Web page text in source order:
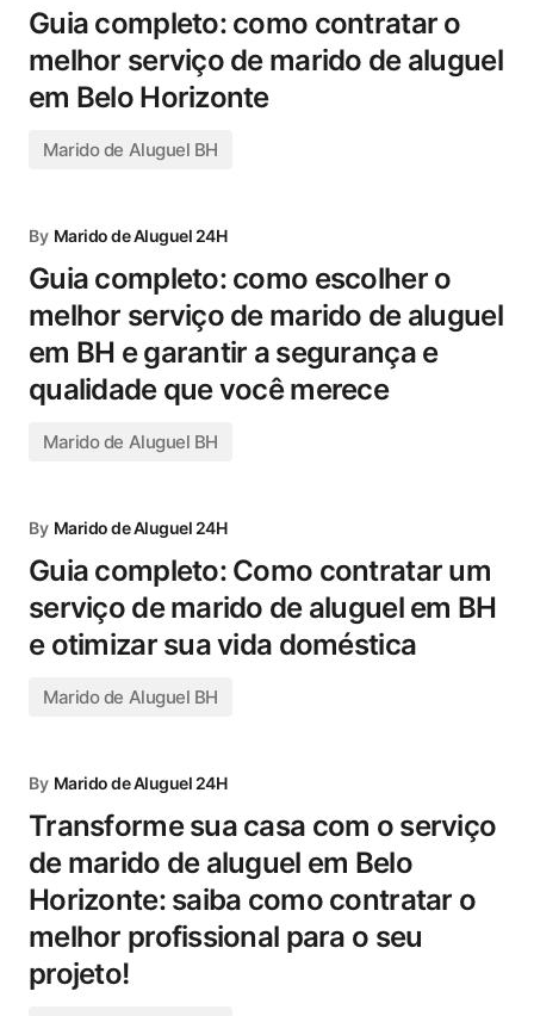
Guia completo: como contratar o
melhor serviço de marido de aluguel
em Belo Horizonte
Marido de Aluguel BH
By Marido de Aluguel 24H
Guia completo: como escolher o
melhor serviço de marido de aluguel
em BH e garantir a segurança e
qualidade que você merece
Marido de Aluguel BH
By Marido de Aluguel 24H
Guia completo: Como contratar um
serviço de marido de aluguel em BH
e otimizar sua vida doméstica
Marido de Aluguel BH
By Marido de Aluguel 24H
Transforme sua casa com o serviço
de marido de aluguel em Belo
Horizonte: saiba como contratar o
melhor profissional para o seu
projeto!